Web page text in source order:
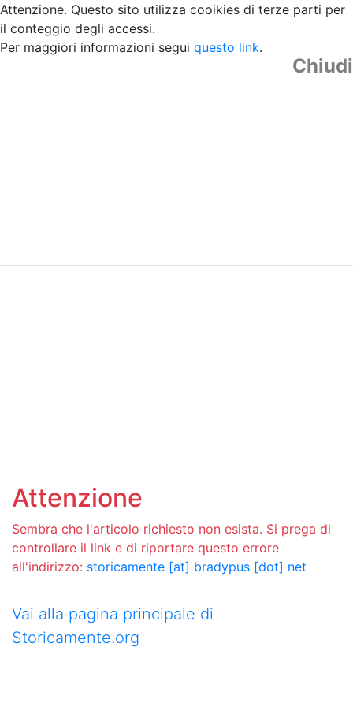
Attenzione. Questo sito utilizza cooikies di terze parti per
il conteggio degli accessi.
Per maggiori informazioni segui questo link.
Chiudi
Attenzione
Sembra che l'articolo richiesto non esista. Si prega di
controllare il link e di riportare questo errore
all'indirizzo: storicamente [at] bradypus [dot] net
Vai alla pagina principale di
Storicamente.org